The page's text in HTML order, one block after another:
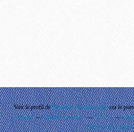
Voir le profil dePhouthay Nontanovanhsur le
Contact
Signaler un abus C.G.U.
Préférences cookies